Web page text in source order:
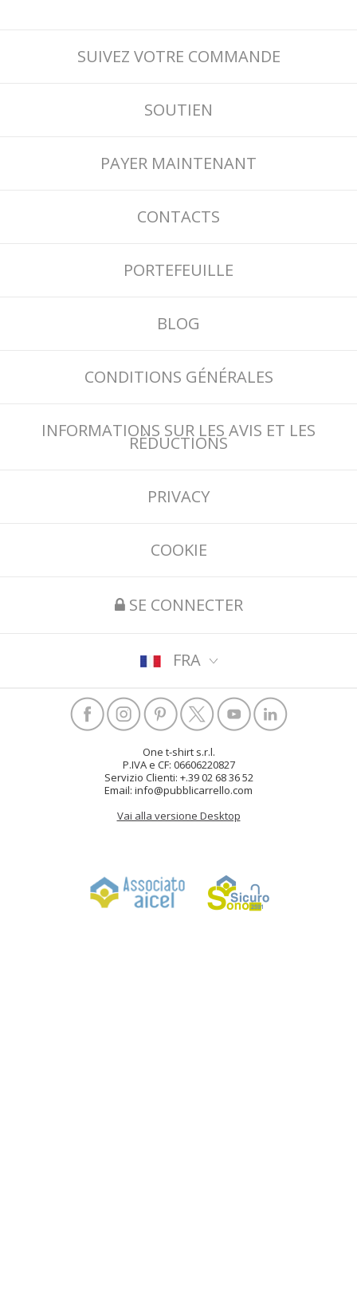
SUIVEZ VOTRE COMMANDE
SOUTIEN
PAYER MAINTENANT
CONTACTS
PORTEFEUILLE
BLOG
CONDITIONS GÉNÉRALES
INFORMATIONS SUR LES AVIS ET LES
RÉDUCTIONS
PRIVACY
COOKIE
SE CONNECTER
FRA
One t-shirt s.r.l.
P.IVA e CF: 06606220827
Servizio Clienti: +.39 02 68 36 52
Email: info@pubblicarrello.com
Vai alla versione Desktop